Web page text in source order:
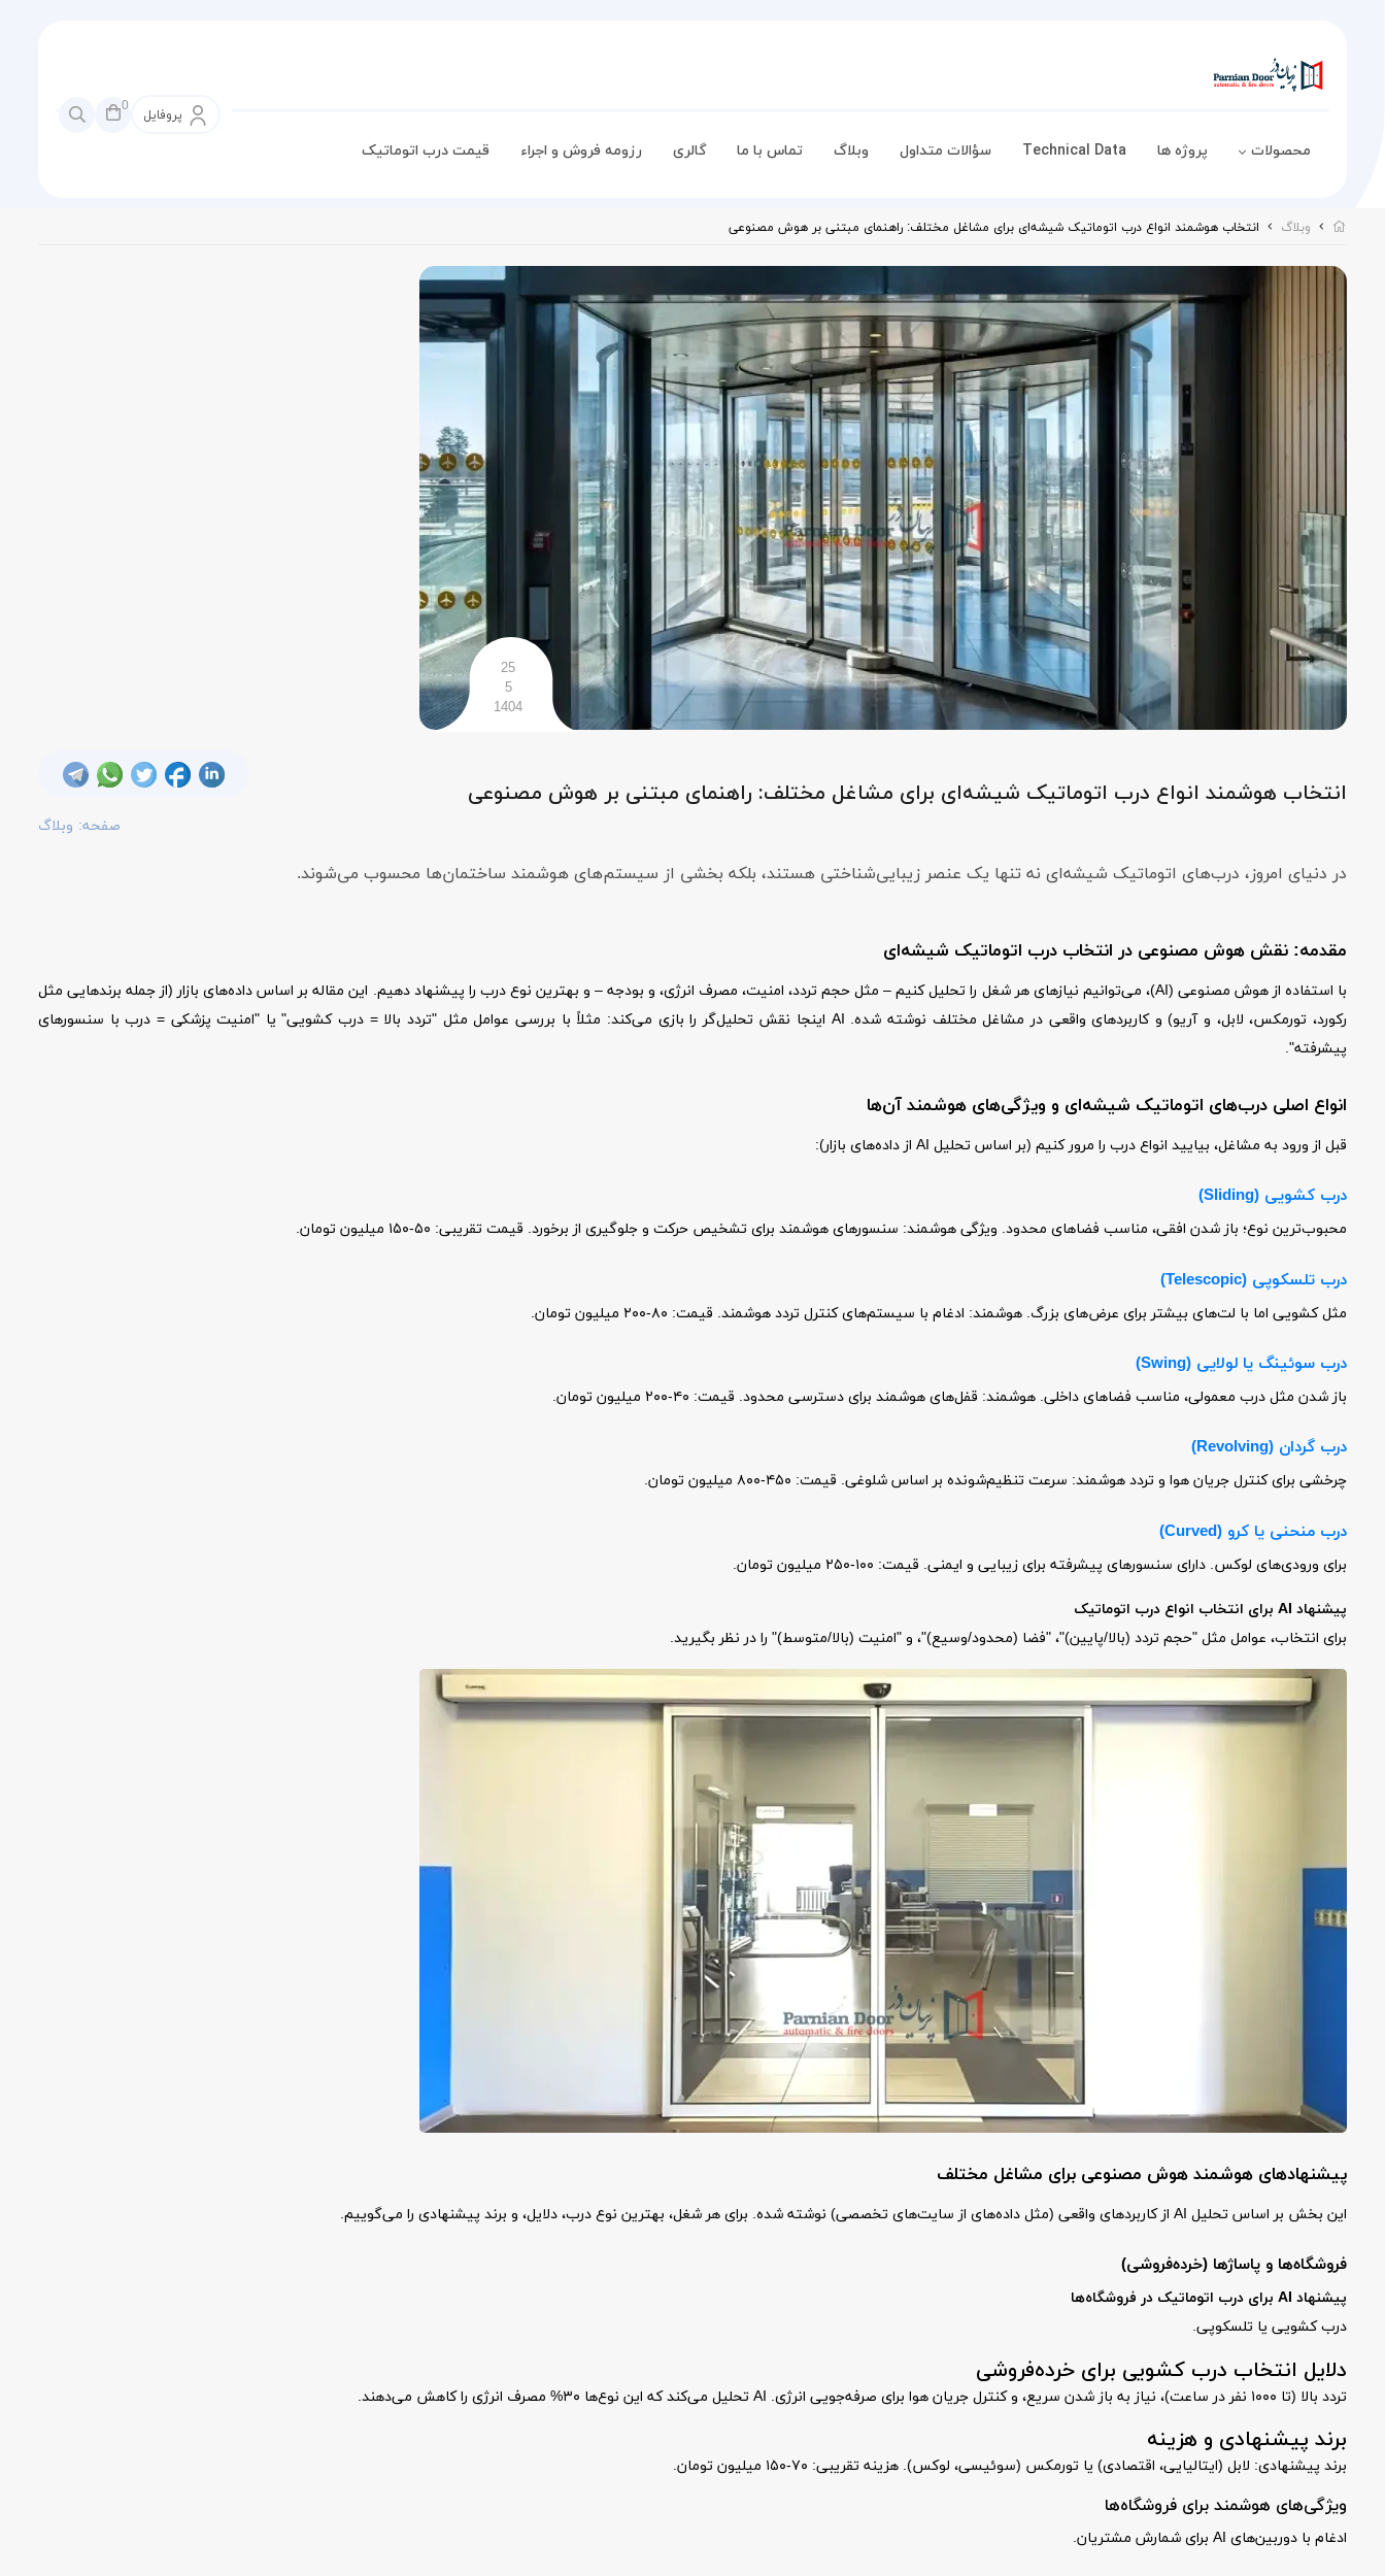
محصولات پروژه ها Technical Data سؤالات متداول وبلاگ تماس با ما گالری رزومه فروش و اجراء قیمت درب اتوماتیک
پروفایل
0
وبلاگ انتخاب هوشمند انواع درب اتوماتیک شیشه‌ای برای مشاغل مختلف: راهنمای مبتنی بر هوش مصنوعی
25
5
1404
انتخاب هوشمند انواع درب اتوماتیک شیشه‌ای برای مشاغل مختلف: راهنمای مبتنی بر هوش مصنوعی
صفحه: وبلاگ
در دنیای امروز، درب‌های اتوماتیک شیشه‌ای نه تنها یک عنصر زیبایی‌شناختی هستند، بلکه بخشی از سیستم‌های هوشمند ساختمان‌ها محسوب می‌شوند.
مقدمه: نقش هوش مصنوعی در انتخاب درب اتوماتیک شیشه‌ای
با استفاده از هوش مصنوعی (AI)، می‌توانیم نیازهای هر شغل را تحلیل کنیم – مثل حجم تردد، امنیت، مصرف انرژی، و بودجه – و بهترین نوع درب را پیشنهاد دهیم. این مقاله بر اساس داده‌های بازار (از جمله برندهایی مثل
رکورد، تورمکس، لابل، و آریو) و کاربردهای واقعی در مشاغل مختلف نوشته شده. AI اینجا نقش تحلیل‌گر را بازی می‌کند: مثلاً با بررسی عوامل مثل "تردد بالا = درب کشویی" یا "امنیت پزشکی = درب با سنسورهای
پیشرفته".
انواع اصلی درب‌های اتوماتیک شیشه‌ای و ویژگی‌های هوشمند آن‌ها
قبل از ورود به مشاغل، بیایید انواع درب را مرور کنیم (بر اساس تحلیل AI از داده‌های بازار):
درب کشویی (Sliding)
محبوب‌ترین نوع؛ باز شدن افقی، مناسب فضاهای محدود. ویژگی هوشمند: سنسورهای هوشمند برای تشخیص حرکت و جلوگیری از برخورد. قیمت تقریبی: ۵۰-۱۵۰ میلیون تومان.
درب تلسکوپی (Telescopic)
مثل کشویی اما با لت‌های بیشتر برای عرض‌های بزرگ. هوشمند: ادغام با سیستم‌های کنترل تردد هوشمند. قیمت: ۸۰-۲۰۰ میلیون تومان.
درب سوئینگ یا لولایی (Swing)
باز شدن مثل درب معمولی، مناسب فضاهای داخلی. هوشمند: قفل‌های هوشمند برای دسترسی محدود. قیمت: ۴۰-۲۰۰ میلیون تومان.
درب گردان (Revolving)
چرخشی برای کنترل جریان هوا و تردد هوشمند: سرعت تنظیم‌شونده بر اساس شلوغی. قیمت: ۴۵۰-۸۰۰ میلیون تومان.
درب منحنی یا کرو (Curved)
برای ورودی‌های لوکس. دارای سنسورهای پیشرفته برای زیبایی و ایمنی. قیمت: ۱۰۰-۲۵۰ میلیون تومان.
پیشنهاد AI برای انتخاب انواع درب اتوماتیک
برای انتخاب، عوامل مثل "حجم تردد (بالا/پایین)"، "فضا (محدود/وسیع)"، و "امنیت (بالا/متوسط)" را در نظر بگیرید.
پیشنهادهای هوشمند هوش مصنوعی برای مشاغل مختلف
این بخش بر اساس تحلیل AI از کاربردهای واقعی (مثل داده‌های از سایت‌های تخصصی) نوشته شده. برای هر شغل، بهترین نوع درب، دلایل، و برند پیشنهادی را می‌گوییم.
فروشگاه‌ها و پاساژها (خرده‌فروشی)
پیشنهاد AI برای درب اتوماتیک در فروشگاه‌ها
درب کشویی یا تلسکوپی.
دلایل انتخاب درب کشویی برای خرده‌فروشی
تردد بالا (تا ۱۰۰۰ نفر در ساعت)، نیاز به باز شدن سریع، و کنترل جریان هوا برای صرفه‌جویی انرژی. AI تحلیل می‌کند که این نوع‌ها ۳۰% مصرف انرژی را کاهش می‌دهند.
برند پیشنهادی و هزینه
برند پیشنهادی: لابل (ایتالیایی، اقتصادی) یا تورمکس (سوئیسی، لوکس). هزینه تقریبی: ۷۰-۱۵۰ میلیون تومان.
ویژگی‌های هوشمند برای فروشگاه‌ها
ادغام با دوربین‌های AI برای شمارش مشتریان.